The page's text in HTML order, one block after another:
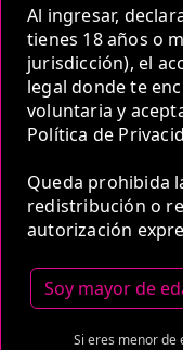
Al ingresar,
tienes 18 años o
jurisdicción), el
legal donde te
voluntaria y
Política de
Queda prohibida
redistribución o
autorización
Soy mayor de
Si eres menor de